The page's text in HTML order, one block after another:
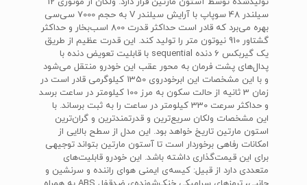
سیلندر 48 سوپاپ با آرایش سیلندر V به حجم 7000 سی‌سی
بهره می‌برد که قادر است حداکثر قدرت 800 اسب‌بخار و حداکثر
گشتاور 910 نیوتون متر را تولید کند. این قدرت عظیم از طریق
یک گیربکس 6 دنده sequential با قابلیت تعویض دنده با
پدال‌های پشت فرمان به محور عقب این خودرو منتقل می‌شود
و با این مشخصات این ابرخودروی 1350 کیلوگرمی قادر است در
زمان 3 ثانیه از حالت سکون به مرز 100 کیلومتر در ساعت برسد
و حداکثر سرعت 330 کیلومتر در ساعت را به ثبت برساند. با
این مشخصات ولکان سریع‌ترین و قدرتمندترین و گران‌ترین
استون مارتین تاریخ خواهد بود. این مدل از سطح بالایی از
امکانات رفاهی برخوردار است تا آستون مارتین بتواند توجیهی
برای این قیمت‌گذاری داشته باشد. این خودرو قابلیت‌های
متعددی دارد از قبیل: کیسه‌ی ایمنی هوای راننده و سرنشین و